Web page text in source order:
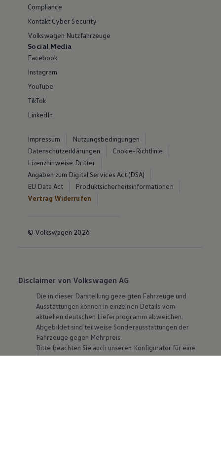
Compliance
Kontakt Cyber Security
Volkswagen Nutzfahrzeuge
Social Media
Facebook
Instagram
YouTube
TikTok
LinkedIn
Impressum
Nutzungsbedingungen
Datenschutzerklärungen
Cookie-Richtlinie
Lizenzhinweise Dritter
Angaben zum Digital Services Act (DSA)
EU Data Act
Produktsicherheitsinformationen
Vertrag Widerrufen
© Volkswagen 2026
Disclaimer von Volkswagen AG
Die in dieser Darstellung gezeigten Fahrzeuge und
Ausstattungen können in einzelnen Details vom
aktuellen deutschen Lieferprogramm abweichen.
Abgebildet sind teilweise Sonderausstattungen der
Fahrzeuge gegen Mehrpreis.
Bitte beachten Sie auch unseren Konfigurator für eine
Übersicht der aktuell verfügbaren Modelle und